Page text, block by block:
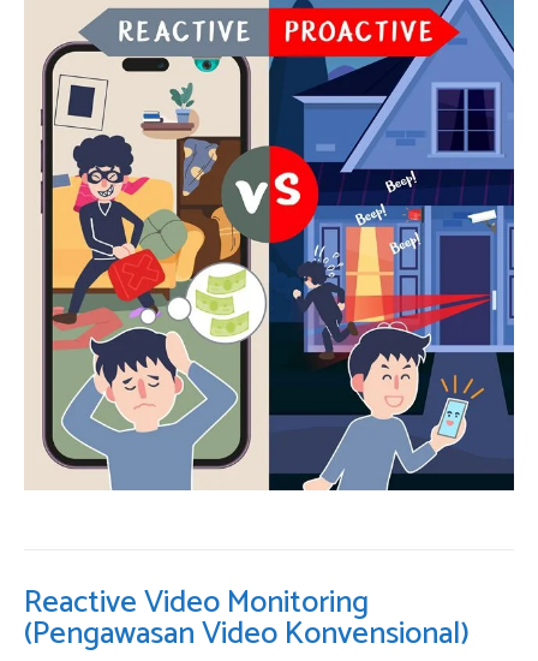
Reactive Video Monitoring
(Pengawasan Video Konvensional)